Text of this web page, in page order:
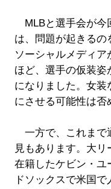
MLBと選手会が今
は、問題が起きるの
ソーシャルメディ
ほど、選手の仮装姿
になりました。女
にさせる可能性は否
一方で、これまで
見もあります。大
在籍したケビン・ユ
ドソックスで米国